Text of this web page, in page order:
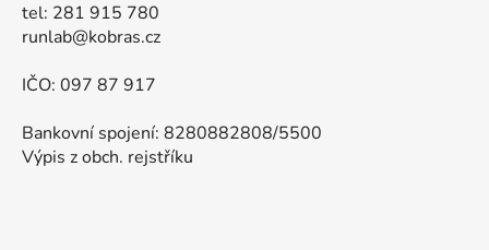
tel: 281 915 780
runlab@kobras.cz
IČO: 097 87 917
Bankovní spojení: 8280882808/5500
Výpis z obch. rejstříku